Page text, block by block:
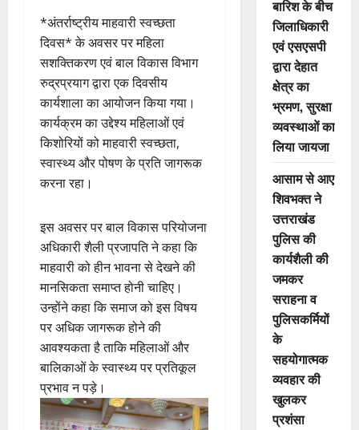
*अंतर्राष्ट्रीय माहवारी स्वच्छता
दिवस* के अवसर पर महिला
सशक्तिकरण एवं बाल विकास विभाग
रुद्रप्रयाग द्वारा एक दिवसीय
कार्यशाला का आयोजन किया गया।
कार्यक्रम का उद्देश्य महिलाओं एवं
किशोरियों को माहवारी स्वच्छता,
स्वास्थ्य और पोषण के प्रति जागरूक
करना रहा।
इस अवसर पर बाल विकास परियोजना
अधिकारी शैली प्रजापति ने कहा कि
माहवारी को हीन भावना से देखने की
मानसिकता समाप्त होनी चाहिए।
उन्होंने कहा कि समाज को इस विषय
पर अधिक जागरूक होने की
आवश्यकता है ताकि महिलाओं और
बालिकाओं के स्वास्थ्य पर प्रतिकूल
प्रभाव न पड़े।
बारिश के बीच
जिलाधिकारी
एवं एसएसपी
द्वारा देहात
क्षेत्र का
भ्रमण, सुरक्षा
व्यवस्थाओं का
लिया जायजा
आसाम से आए
शिवभक्त ने
उत्तराखंड
पुलिस की
कार्यशैली की
जमकर
सराहना व
पुलिसकर्मियों
के
सहयोगात्मक
व्यवहार की
खुलकर
प्रशंसा